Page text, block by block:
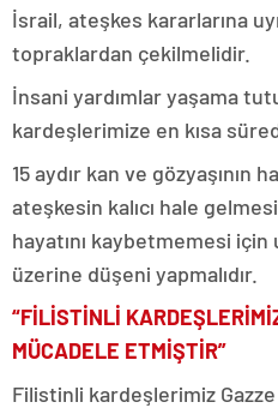
İsrail, ateşkes kararlarına
topraklardan çekilmelidir.
İnsani yardımlar yaşama
kardeşlerimize en kısa
15 aydır kan ve gözyaşının
ateşkesin kalıcı hale
hayatını kaybetmemesi
üzerine düşeni yapmalıdır.
“FİLİSTİNLİ
MÜCADELE ETMİŞTİR”
Filistinli kardeşlerimiz